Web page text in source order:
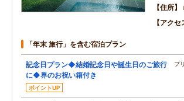
住所
アクセ
「年末 旅行」を含む宿泊プラン
記念日プラン◆結婚記念日や誕生日のご旅行
に◆界のお祝い箱付き
ポイントUP
プ